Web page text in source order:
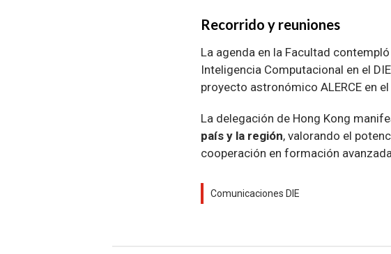
Recorrido y reuniones
La agenda en la Facultad
Inteligencia Computacional en el
proyecto astronómico ALERCE en el
La delegación de Hong Kong
país y la región, valorando el
cooperación en formación
Comunicaciones DIE